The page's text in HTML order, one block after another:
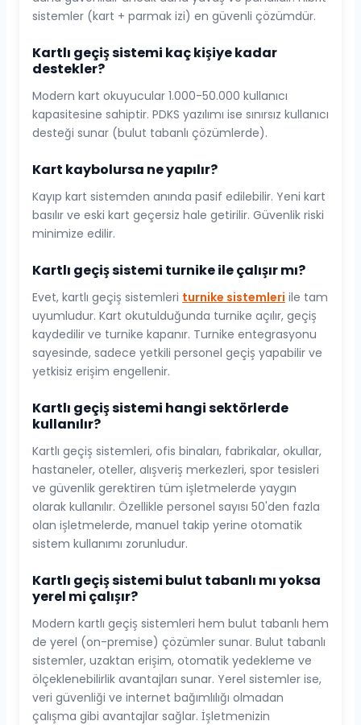
sistemler (kart + parmak izi) en güvenli çözümdür.
Kartlı geçiş sistemi kaç kişiye kadar
destekler?
Modern kart okuyucular 1.000-50.000 kullanıcı
kapasitesine sahiptir. PDKS yazılımı ise sınırsız kullanıcı
desteği sunar (bulut tabanlı çözümlerde).
Kart kaybolursa ne yapılır?
Kayıp kart sistemden anında pasif edilebilir. Yeni kart
basılır ve eski kart geçersiz hale getirilir. Güvenlik riski
minimize edilir.
Kartlı geçiş sistemi turnike ile çalışır mı?
Evet, kartlı geçiş sistemleri turnike sistemleri ile tam
uyumludur. Kart okutulduğunda turnike açılır, geçiş
kaydedilir ve turnike kapanır. Turnike entegrasyonu
sayesinde, sadece yetkili personel geçiş yapabilir ve
yetkisiz erişim engellenir.
Kartlı geçiş sistemi hangi sektörlerde
kullanılır?
Kartlı geçiş sistemleri, ofis binaları, fabrikalar, okullar,
hastaneler, oteller, alışveriş merkezleri, spor tesisleri
ve güvenlik gerektiren tüm işletmelerde yaygın
olarak kullanılır. Özellikle personel sayısı 50'den fazla
olan işletmelerde, manuel takip yerine otomatik
sistem kullanımı zorunludur.
Kartlı geçiş sistemi bulut tabanlı mı yoksa
yerel mi çalışır?
Modern kartlı geçiş sistemleri hem bulut tabanlı hem
de yerel (on-premise) çözümler sunar. Bulut tabanlı
sistemler, uzaktan erişim, otomatik yedekleme ve
ölçeklenebilirlik avantajları sunar. Yerel sistemler ise,
veri güvenliği ve internet bağımlılığı olmadan
çalışma gibi avantajlar sağlar. İşletmenizin